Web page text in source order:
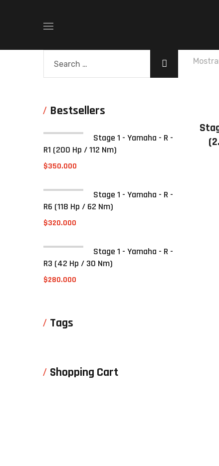
Bestsellers
Stage 1 - Yamaha - R -
R1 (200 Hp / 112 Nm)
$350.000
Stage 1 - Yamaha - R -
R6 (118 Hp / 62 Nm)
$320.000
Stage 1 - Yamaha - R -
R3 (42 Hp / 30 Nm)
$280.000
Tags
Shopping Cart